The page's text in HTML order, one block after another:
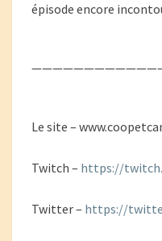
épisode encore
Le site –
Twitch – https://
Twitter – https://